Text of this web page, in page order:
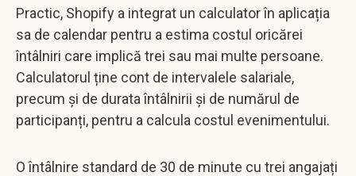
Practic, Shopify a integrat un calculator în aplicația
sa de calendar pentru a estima costul oricărei
întâlniri care implică trei sau mai multe persoane.
Calculatorul ține cont de intervalele salariale,
precum și de durata întâlnirii și de numărul de
participanți, pentru a calcula costul evenimentului.
O întâlnire standard de 30 de minute cu trei angajați